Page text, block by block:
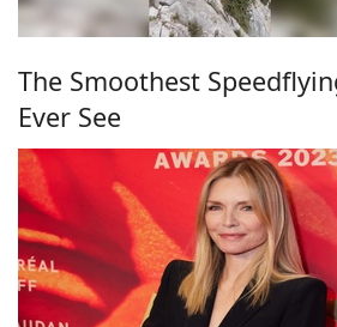
The Smoothest
Ever See